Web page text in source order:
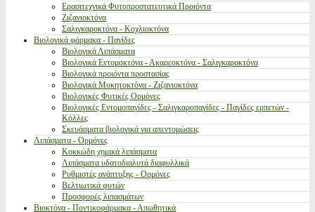
Ερασιτεχνικά Φυτοπροστατευτικά Προιόντα
Ζιζανιοκτόνα
Σαλιγκαροκτόνα - Κοχλιοκτόνα
Βιολογικά φάρμακα - Παγίδες
Βιολογικά Λιπάσματα
Βιολογικά Εντομοκτόνα - Ακαρεοκτόνα - Σαλιγκαροκτόνα
Βιολογικά προιόντα προστασίας
Βιολογικά Μυκητοκτόνα - Ζιζανιοκτόνα
Βιολογικές Φυτικές Ορμόνες
Βιολογικές Εντομοπαγίδες - Σαλιγκαροπαγίδες - Παγίδες ερπετών -
Κόλλες
Σκευάσματα βιολογικά για απεντομώσεις
Λιπάσματα - Ορμόνες
Κοκκώδη χημικά λιπάσματα
Λιπάσματα υδατοδιαλυτά διαφυλλικά
Ρυθμιστές ανάπτυξης - Ορμόνες
Βελτιωτικά φυτών
Προσφορές λιπασμάτων
Βιοκτόνα - Ποντικοφάρμακα - Απωθητικά